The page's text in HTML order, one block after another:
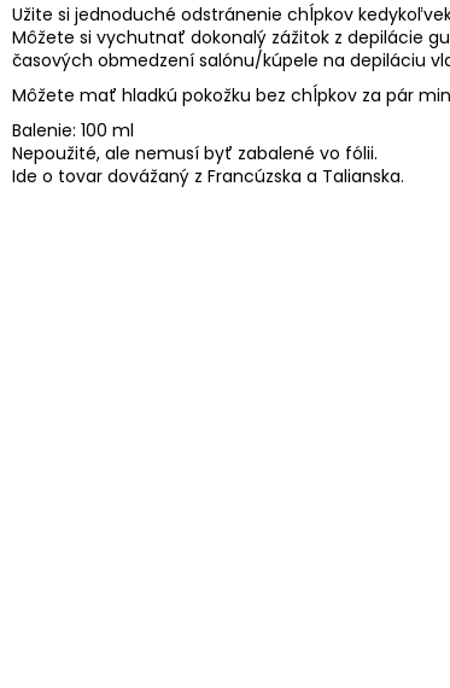
Užite si jednoduché odstránenie chĺpkov
Môžete si vychutnať dokonalý zážitok z depilácie
časových obmedzení salónu/kúpele na depiláciu
Môžete mať hladkú pokožku bez chĺpkov za pár
Balenie: 100 ml
Nepoužité, ale nemusí byť zabalené vo fólii.
Ide o tovar dovážaný z Francúzska a Talianska.